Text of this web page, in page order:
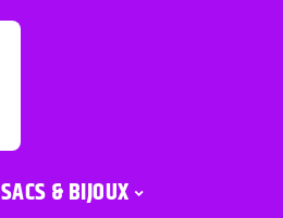
SACS & BIJOUX